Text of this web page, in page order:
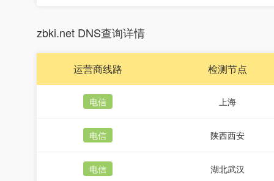
zbki.net DNS查询详情
运营商线路 检测节点
电信 上海
电信 陕西西安
电信 湖北武汉